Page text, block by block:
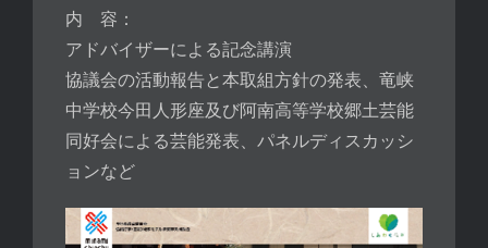
内 容：
アドバイザーによる記念講演
協議会の活動報告と本取組方針の発表、竜峡
中学校今田人形座及び阿南高等学校郷土芸能
同好会による芸能発表、パネルディスカッシ
ョンなど